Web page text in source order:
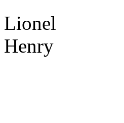
Lionel
Henry